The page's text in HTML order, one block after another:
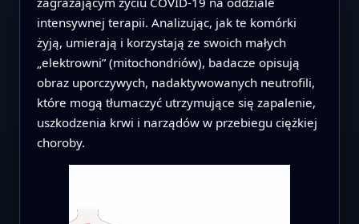
intensywnej terapii. Analizując, jak te komórki
żyją, umierają i korzystają ze swoich małych
„elektrowni” (mitochondriów), badacze opisują
obraz uporczywych, nadaktywowanych neutrofili,
które mogą tłumaczyć utrzymujące się zapalenie,
uszkodzenia krwi i narządów w przebiegu ciężkiej
choroby.